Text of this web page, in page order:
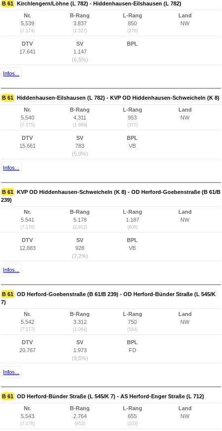
B 61 Kirchlengern/Löhne (L 782) - Hiddenhausen-Eilshausen (L 782)
Nr.
5.539
(7.174)
B-Rang
3.837
(1.527)
L-Rang
850
(276)
Land
NW
DTV
17.641
SV
1.147
(6,5%)
BPL
Infos...
B 61 Hiddenhausen-Eilshausen (L 782) - KVP OD Hiddenhausen-Schweicheln (K 8)
Nr.
5.540
(7.175)
B-Rang
4.311
(1.969)
L-Rang
953
(377)
Land
NW
DTV
15.661
SV
783
(5,0%)
BPL
VB
Infos...
B 61 KVP OD Hiddenhausen-Schweicheln (K 8) - OD Herford-Goebenstraße (B 61/B
239)
Nr.
5.541
(7.176)
B-Rang
5.178
(2.812)
L-Rang
1.187
(606)
Land
NW
DTV
12.883
SV
928
(7,2%)
BPL
VB
Infos...
B 61 OD Herford-Goebenstraße (B 61/B 239) - OD Herford-Bünder Straße (L 545/K
7)
Nr.
5.542
(7.177)
B-Rang
3.312
(1.064)
L-Rang
750
(184)
Land
NW
DTV
20.767
SV
1.973
(9,5%)
BPL
FD
Infos...
B 61 OD Herford-Bünder Straße (L 545/K 7) - AS Herford-Enger Straße (L 712)
Nr.
5.543
(7.178)
B-Rang
2.764
(653)
L-Rang
655
(103)
Land
NW